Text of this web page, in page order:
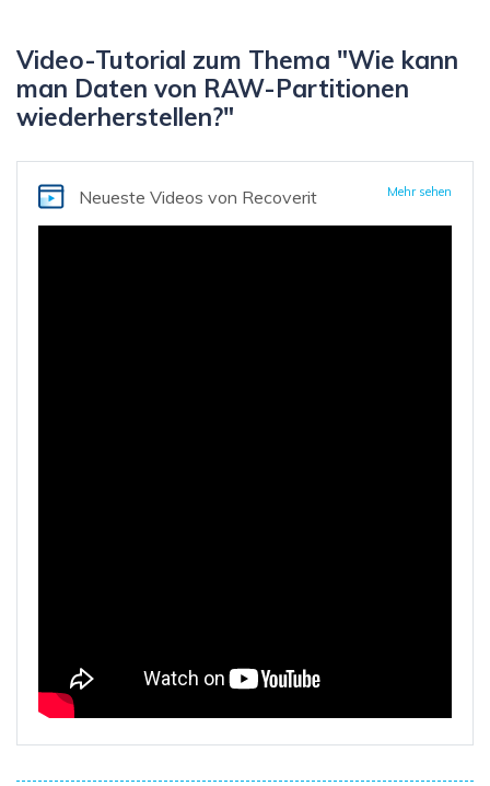
Video-Tutorial zum Thema "Wie kann
man Daten von RAW-Partitionen
wiederherstellen?"
Neueste Videos von Recoverit Mehr sehen